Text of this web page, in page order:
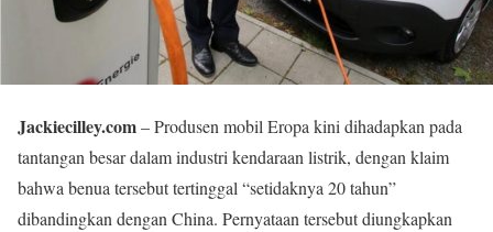
Jackiecilley.com– Produsen mobil Eropa kini dihadapkan pada
tantangan besar dalam industri kendaraan listrik, dengan klaim
bahwa benua tersebut tertinggal “setidaknya 20 tahun”
dibandingkan dengan China. Pernyataan tersebut diungkapkan